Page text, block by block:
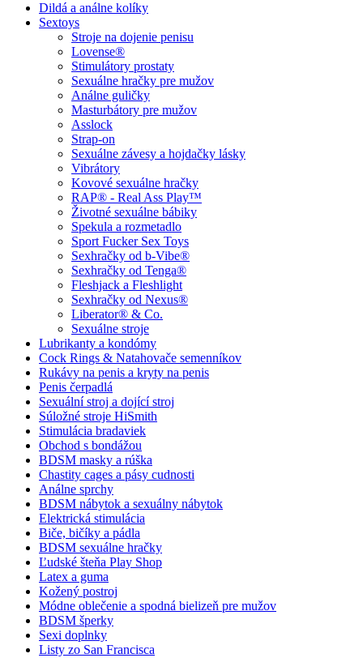
Dildá a análne kolíky
Sextoys
Stroje na dojenie penisu
Lovense®
Stimulátory prostaty
Sexuálne hračky pre mužov
Análne guličky
Masturbátory pre mužov
Asslock
Strap-on
Sexuálne závesy a hojdačky lásky
Vibrátory
Kovové sexuálne hračky
RAP® - Real Ass Play™
Životné sexuálne bábiky
Spekula a rozmetadlo
Sport Fucker Sex Toys
Sexhračky od b-Vibe®
Sexhračky od Tenga®
Fleshjack a Fleshlight
Sexhračky od Nexus®
Liberator® & Co.
Sexuálne stroje
Lubrikanty a kondómy
Cock Rings & Natahovače semenníkov
Rukávy na penis a kryty na penis
Penis čerpadlá
Sexuální stroj a dojící stroj
Súložné stroje HiSmith
Stimulácia bradaviek
Obchod s bondážou
BDSM masky a rúška
Chastity cages a pásy cudnosti
Análne sprchy
BDSM nábytok a sexuálny nábytok
Elektrická stimulácia
Biče, bičíky a pádla
BDSM sexuálne hračky
Ľudské šteňa Play Shop
Latex a guma
Kožený postroj
Módne oblečenie a spodná bielizeň pre mužov
BDSM šperky
Sexi doplnky
Listy zo San Francisca